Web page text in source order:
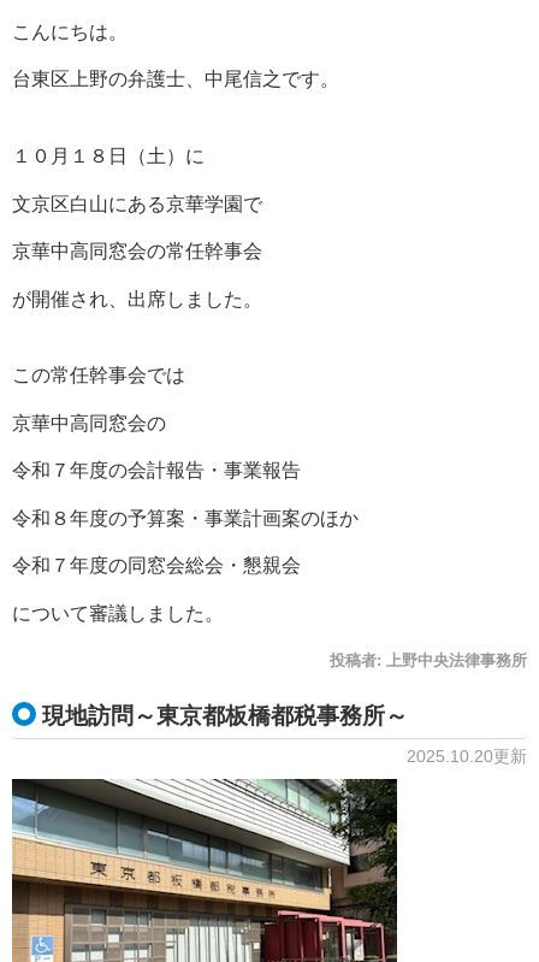
こんにちは。
台東区上野の弁護士、中尾信之です。
１０月１８日（土）に
文京区白山にある京華学園で
京華中高同窓会の常任幹事会
が開催され、出席しました。
この常任幹事会では
京華中高同窓会の
令和７年度の会計報告・事業報告
令和８年度の予算案・事業計画案のほか
令和７年度の同窓会総会・懇親会
について審議しました。
投稿者: 上野中央法律事務所
現地訪問～東京都板橋都税事務所～
2025.10.20更新